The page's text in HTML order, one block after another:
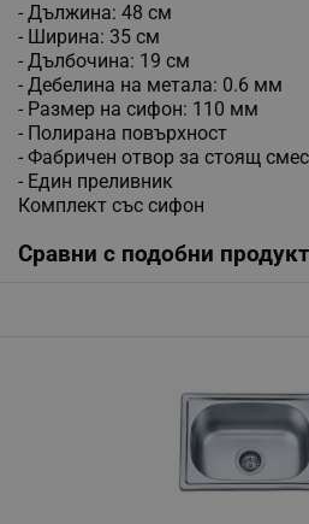
- Дължина: 48 см
- Ширина: 35 см
- Дълбочина: 19 см
- Дебелина на метала: 0.6 мм
- Размер на сифон: 110 мм
- Полирана повърхност
- Фабричен отвор за стоящ
- Един преливник
Комплект със сифон
Сравни с подобни